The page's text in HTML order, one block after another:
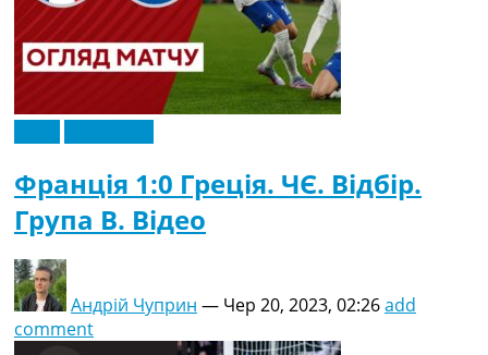
Франція 1:0 Греція. ЧЄ. Відбір.
Група B. Відео
Андрій Чуприн — Чер 20, 2023, 02:26add
comment